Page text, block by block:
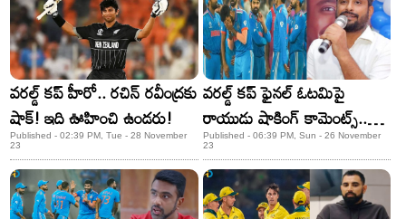
వరల్డ్ కప్ హీరో.. రచిన్ రవీంద్రకు
షాక్! ఇది ఊహించి ఉండరు!
Published - 02:39 PM, Tue - 28 November
23
వరల్డ్ కప్ ఫైనల్​ ఓటమిపై
రాయుడు షాకింగ్ కామెంట్స్..
మూర్ఖత్వం అంటూ..!
Published - 06:39 PM, Sun - 26 November
23